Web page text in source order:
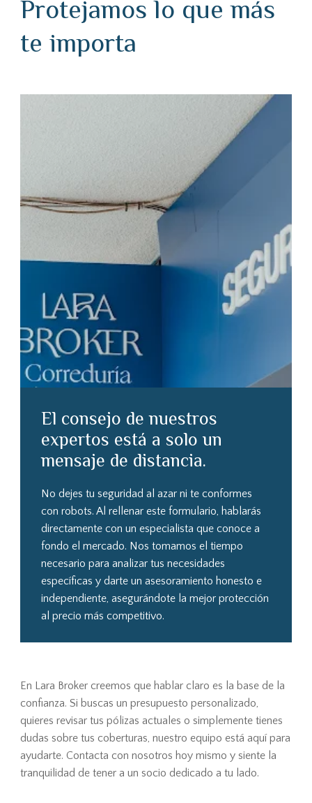
Protejamos lo que más
te importa
El consejo de nuestros
expertos está a solo un
mensaje de distancia.
No dejes tu seguridad al azar ni te conformes
con robots. Al rellenar este formulario, hablarás
directamente con un especialista que conoce a
fondo el mercado. Nos tomamos el tiempo
necesario para analizar tus necesidades
específicas y darte un asesoramiento honesto e
independiente, asegurándote la mejor protección
al precio más competitivo.
En Lara Broker creemos que hablar claro es la base de la
confianza. Si buscas un presupuesto personalizado,
quieres revisar tus pólizas actuales o simplemente tienes
dudas sobre tus coberturas, nuestro equipo está aquí para
ayudarte. Contacta con nosotros hoy mismo y siente la
tranquilidad de tener a un socio dedicado a tu lado.